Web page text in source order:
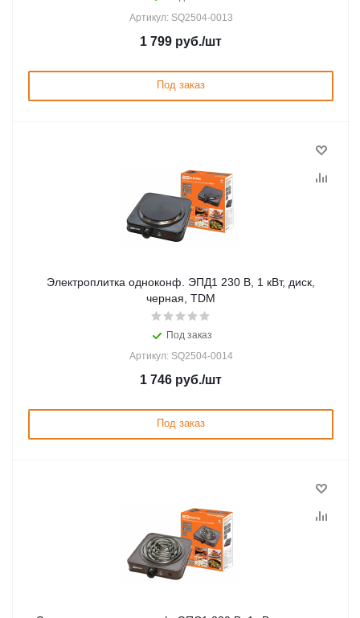
Артикул: SQ2504-0013
1 799 руб./шт
Под заказ
Электроплитка одноконф. ЭПД1 230 В, 1 кВт, диск,
черная, TDM
Под заказ
Артикул: SQ2504-0014
1 746 руб./шт
Под заказ